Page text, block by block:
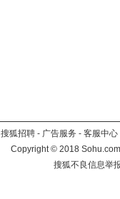
搜狐招聘 - 广告服务 - 客服中心
Copyright©2018
搜狐不良信息举